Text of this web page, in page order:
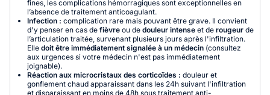
fines, les complications hémorragiques sont exceptionnelles en
l’absence de traitement anticoagulant.
Infection : complication rare mais pouvant être grave. Il convient
d'y penser en cas de fièvre ou de douleur intense et de rougeur de
l’articulation traitée, survenant plusieurs jours après l'infiltration.
Elle doit être immédiatement signalée à un médecin (consultez
aux urgences si votre médecin n'est pas immédiatement
joignable).
Réaction aux microcristaux des corticoïdes : douleur et
gonflement chaud apparaissant dans les 24h suivant l'infiltration
et disparaissant en moins de 48h sous traitement anti-